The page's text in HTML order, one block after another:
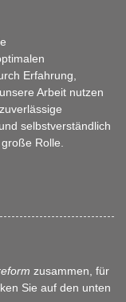
Erfahrung,
Arbeit nutzen
selbstverständlich
Rolle.
zusammen, für
Sie auf den unten